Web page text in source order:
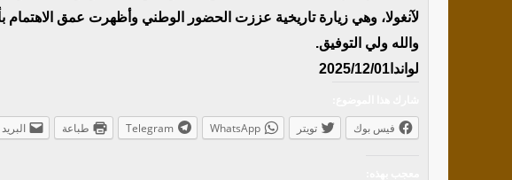
لآنغولا، وهي زيارة تاريخية عززت الحضور الوطني وأظهرت عمق الاهتمام
والله ولي التوفيق.
لواندا2025/12/01
فيس بوك تويتر WhatsApp
Telegram طباعة